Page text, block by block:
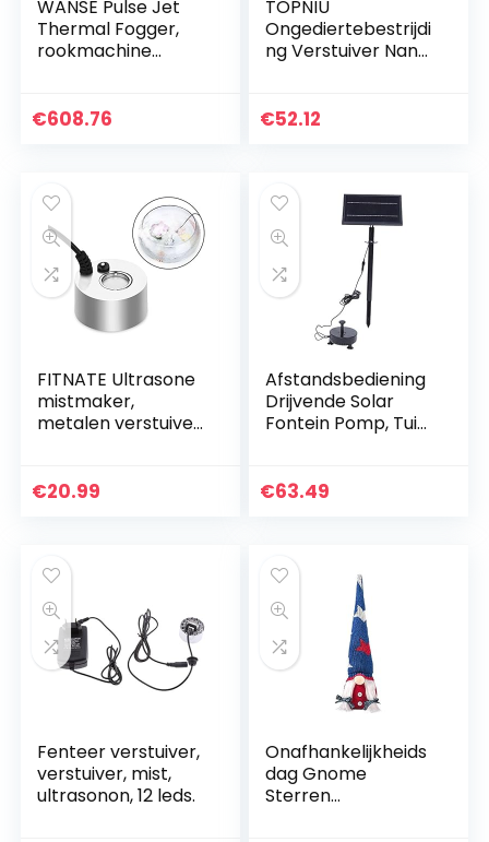
WANSE Pulse Jet
Thermal Fogger,
rookmachine
Garden
€608.76
TOPNIU
Ongediertebestrijdi
ng Verstuiver Nano
Gun, Sprayer Nano
Elektrische Blauw
Licht Stoom
Spuitpistool
Verstelbare Mist
Volume 2000 Mah
Thuis Auto Milieu
€52.12
FITNATE Ultrasone
mistmaker,
metalen verstuiver,
aquarium, tuin,
€20.99
Afstandsbediening
Drijvende Solar
Fontein Pomp, Tuin
te gebruiken voor
€63.49
Fenteer verstuiver,
verstuiver, mist,
ultrasonon, 12 leds.
Onafhankelijkheids
dag Gnome
Sterren